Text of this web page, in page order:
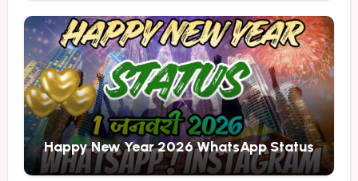
Happy New Year 2026 WhatsApp Status